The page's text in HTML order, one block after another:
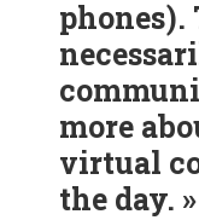
phones).
more
virtual
the day. »